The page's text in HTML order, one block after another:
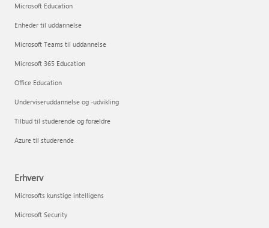
Microsoft Education
Enheder til uddannelse
Microsoft Teams til uddannelse
Microsoft 365 Education
Office Education
Underviseruddannelse og -udvikling
Tilbud til studerende og forældre
Azure til studerende
Erhverv
Microsofts kunstige intelligens
Microsoft Security